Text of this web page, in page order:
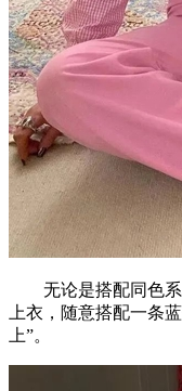
无论是搭配同色系
上衣，随意搭配一条
上”。